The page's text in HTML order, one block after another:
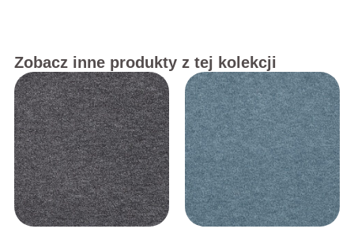
Zobacz inne produkty z tej kolekcji